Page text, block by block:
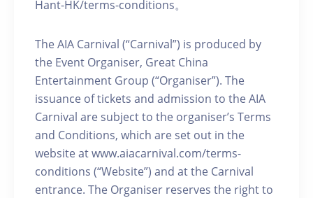
Hant-HK/terms-conditions。
The AIA Carnival (“Carnival”) is produced by
the Event Organiser, Great China
Entertainment Group (“Organiser”). The
issuance of tickets and admission to the AIA
Carnival are subject to the organiser’s Terms
and Conditions, which are set out in the
website at www.aiacarnival.com/terms-
conditions (“Website”) and at the Carnival
entrance. The Organiser reserves the right to